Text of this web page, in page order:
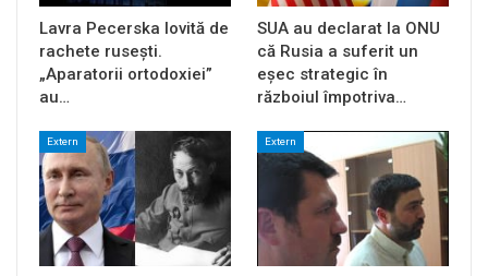
Lavra Pecerska lovită de
rachete rusești.
„Aparatorii ortodoxiei”
au…
SUA au declarat la ONU
că Rusia a suferit un
eșec strategic în
războiul împotriva…
Extern Extern